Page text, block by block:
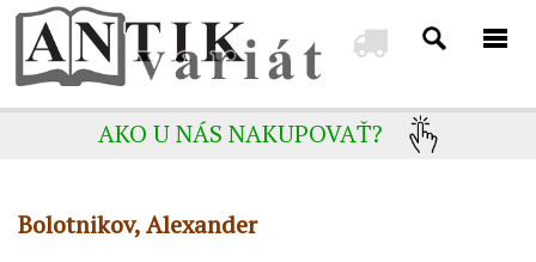
AKO U NÁS NAKUPOVAŤ?
Bolotnikov, Alexander